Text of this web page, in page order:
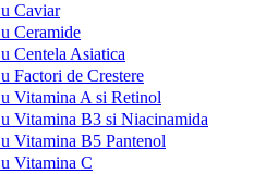
Caviar
Ceramide
Centela Asiatica
Factori de Crestere
Vitamina A si Retinol
Vitamina B3 si Niacinamida
Vitamina B5 Pantenol
Vitamina C